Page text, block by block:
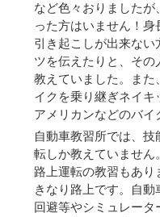
など色々おりました
った方はいません！身
引き起こしが出来ない
ツを伝えたりと、そ
教えていました。ま
イクを乗り継ぎネイキ
アメリカンなどのバイ
自動車教習所では、
転しか教えていませ
路上運転の教習もあ
きなり路上です。自
回避等やシミュレー